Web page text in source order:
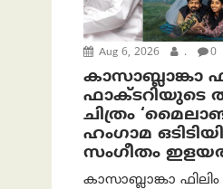
Aug 6, 2026 . 0
കാസാബ്ലാങ്കാ
ഫാക്ടറിയുടെ
ചിത്രം
ഹംഗാമ
സംഗീതം
കാസാബ്ലാങ്കാ